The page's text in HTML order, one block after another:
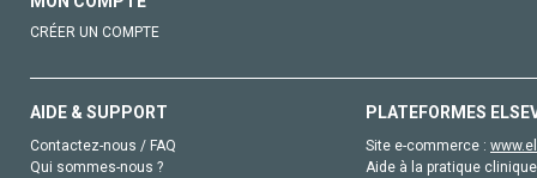
CRÉER UN COMPTE
AIDE & SUPPORT
Contactez-nous / FAQ
Qui sommes-nous ?
PLATEFORMES
Site e-commerce :
Aide à la pratique